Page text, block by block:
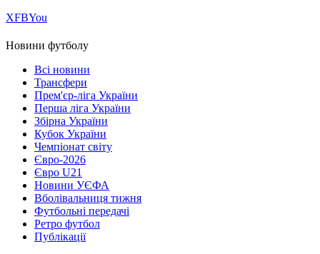
ХFBYou
Новини футболу
Всі новини
Трансфери
Прем'єр-ліга України
Перша ліга України
Збірна України
Кубок України
Чемпіонат світу
Євро-2026
Євро U21
Новини УЄФА
Вболівальниця тижня
Футбольні передачі
Ретро футбол
Публікації